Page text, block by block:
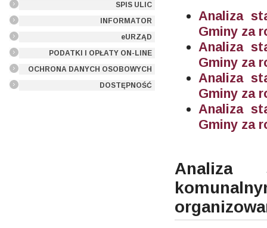
SPIS ULIC
INFORMATOR
eURZĄD
PODATKI I OPŁATY ON-LINE
OCHRONA DANYCH OSOBOWYCH
DOSTĘPNOŚĆ
Analiza
Gminy za
Analiza
Gminy za
Analiza
Gminy za
Analiza
Gminy za
Analiza